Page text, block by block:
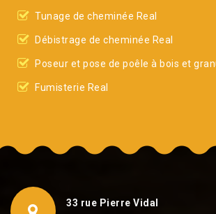
Tunage de cheminée Real
Débistrage de cheminée Real
Poseur et pose de poêle à bois et
Fumisterie Real
33 rue Pierre Vidal